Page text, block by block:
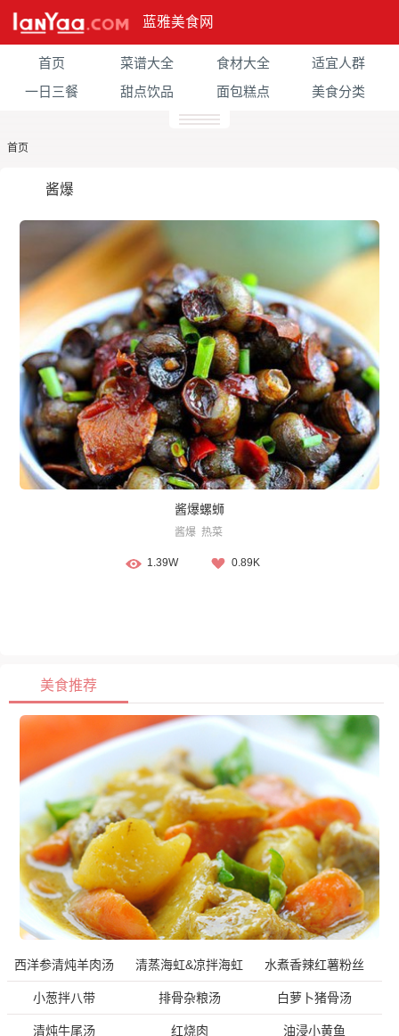
蓝雅美食网
首页 菜谱大全 食材大全
适宜人群
一日三餐
甜点饮品 面包糕点 美食分类
首页
酱爆
酱爆螺蛳
酱爆 热菜
1.39W 0.89K
美食推荐
西洋参清炖羊肉汤 清蒸海虹&凉拌海虹 水煮香辣红薯粉丝
小葱拌八带 排骨杂粮汤 白萝卜猪骨汤
清炖牛尾汤 红烧肉 油浸小黄鱼